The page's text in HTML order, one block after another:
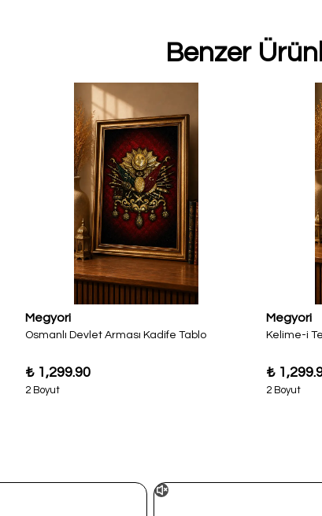
Benzer
Megyori
Osmanlı Devlet Arması Kadife Tablo
₺ 1,299.90
2 Boyut
Megyori
Kelime-i
₺
2 Boyut